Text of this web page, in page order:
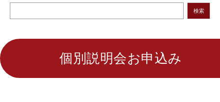
検索
個別説明会お申込み